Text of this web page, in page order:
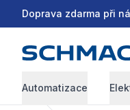
Doprava zdarma při
Automatizace